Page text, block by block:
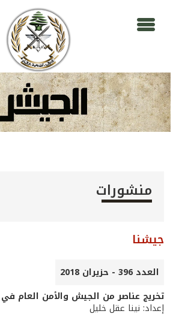
منشورات
جيشنا
العدد 396 - حزيران 2018
تخريج عناصر من الجيش والأمن العام
إعداد: نينا عقل خليل